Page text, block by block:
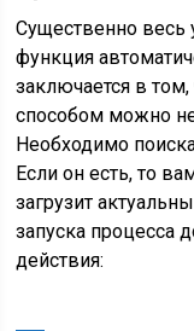
Существенно весь
функция
заключается в
способом можно
Необходимо
Если он есть, то
загрузит
запуска процесса
действия: